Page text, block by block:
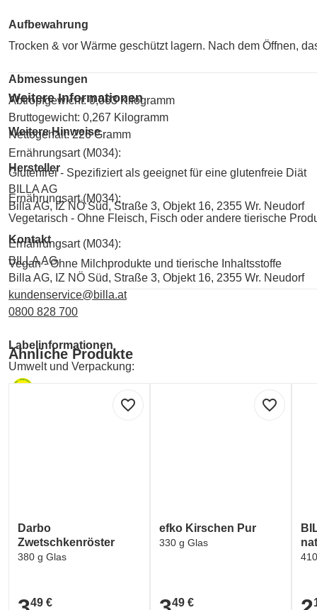
Aufbewahrung
Trocken & vor Wärme geschützt lagern. Nach dem Öffnen,
Abmessungen
Abtropfgewicht: 0,063 Kilogramm
Bruttogewicht: 0,267 Kilogramm
Nettogehalt: 226 Gramm
Hersteller
BILLA AG
Billa AG, IZ NÖ Süd, Straße 3, Objekt 16, 2355 Wr. Neudorf
Kontakt
BILLA AG
Billa AG, IZ NÖ Süd, Straße 3, Objekt 16, 2355 Wr. Neudorf
kundenservice@billa.at
0800 828 700
Labelinformationen
Umwelt und Verpackung:
Weitere Informationen
Weitere Hinweise
Ernährungsart (M034):
Glutenfrei - Spezifiziert als geeignet für eine glutenfreie Diät
Ernährungsart (M034):
Vegetarisch - Ohne Fleisch, Fisch oder andere tierische
Ernährungsart (M034):
Vegan - Ohne Milchprodukte und tierische Inhaltsstoffe
Ähnliche Produkte
favorite_border
Darbo
Zwetschkenröster
380 g Glas
3,49 €
49 €
favorite_border
efko Kirschen Pur
330 g Glas
3,49 €
49 €